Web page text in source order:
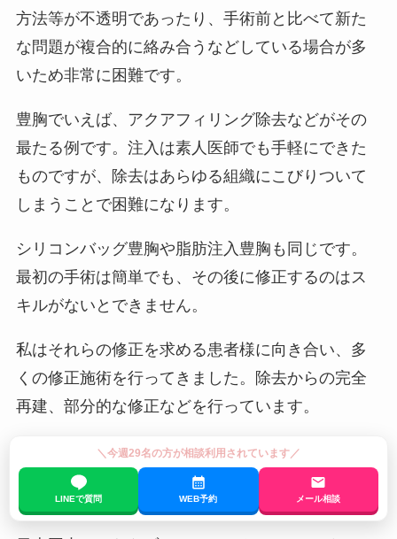
方法等が不透明であったり、手術前と比べて新た
な問題が複合的に絡み合うなどしている場合が多
いため非常に困難です。
豊胸でいえば、アクアフィリング除去などがその
最たる例です。注入は素人医師でも手軽にできた
ものですが、除去はあらゆる組織にこびりついて
しまうことで困難になります。
シリコンバッグ豊胸や脂肪注入豊胸も同じです。
最初の手術は簡単でも、その後に修正するのはス
キルがないとできません。
私はそれらの修正を求める患者様に向き合い、多
くの修正施術を行ってきました。除去からの完全
再建、部分的な修正などを行っています。
海外言語でのご相談も大丈夫です
＼今週29名の方が相談利用されています／
LINEで質問 WEB予約 メール相談